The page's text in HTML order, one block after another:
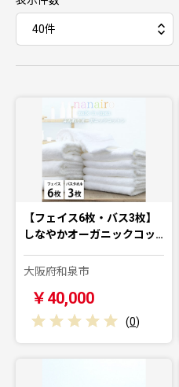
【フェイス6枚・バス3枚】
しなやかオーガニックコッ…
大阪府和泉市
￥40,000
(0)